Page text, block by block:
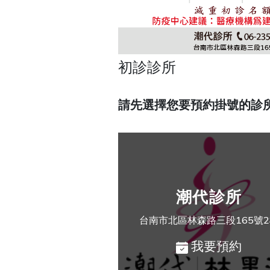
初診診所
請先選擇您要預約掛號的診
潮代診所
台南市北區林森路三段165號
我要預約